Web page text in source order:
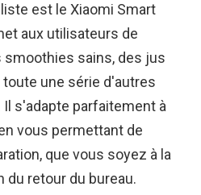
est le Xiaomi Smart
aux utilisateurs de
sains, des jus
une série d'autres
s'adapte parfaitement à
vous permettant de
que vous soyez à la
du retour du bureau.